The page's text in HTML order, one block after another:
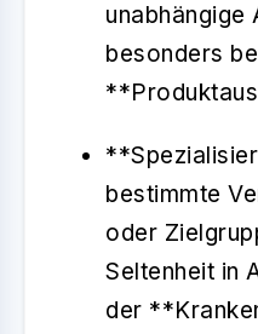
unabhängige
besonders
bestimmte
oder
Seltenheit in
der